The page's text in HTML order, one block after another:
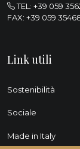
TEL: +39 059
FAX: +39 059
Link utili
Sostenibilità
Sociale
Made in Italy